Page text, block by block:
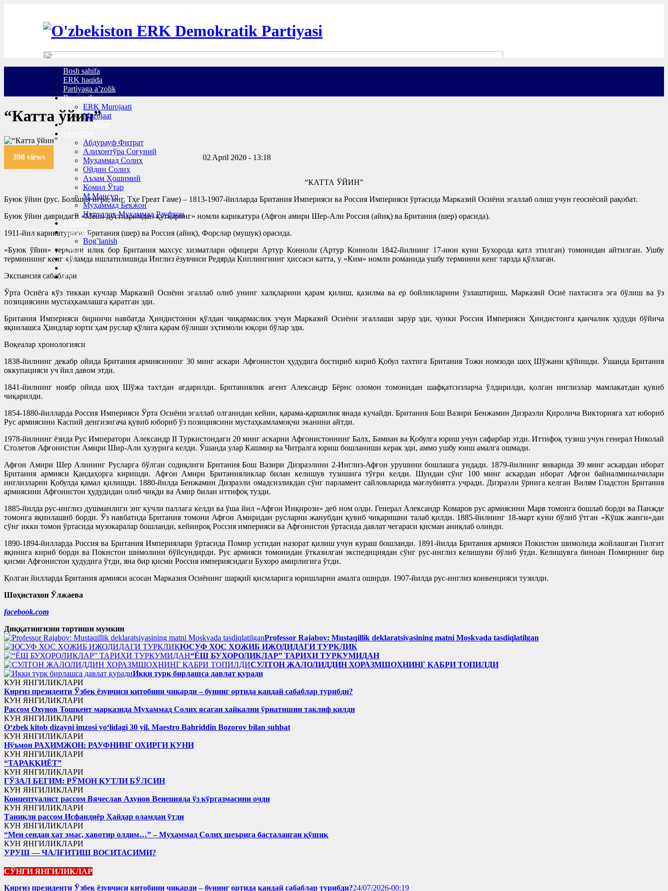
Bosh sahifa
ERK haqida
Partiyaga a’zolik
Bayonotlar
ERK Murojaati
Murojaat
Абдурауф Фитрат
Алихонтўра Соғуний
Муҳаммад Солиҳ
Ойдин Солиҳ
Аъзам Ҳошимий
Комил Ўтар
М.Мансур
Муҳаммад Бекжон
Нуруллоҳ Муҳаммад Рауфхон
Kitoblar
Manzillar
Bog’lanish
Cyr-Lat
TR
РУ
“Катта ўйин”
398 views 02 April 2020 - 13:18
“КАТТА ЎЙИН”
Буюк ўйин (рус. Большая игра, инг. Тҳе Греат Гаме) – 1813-1907-йилларда Британия Империяси ва Россия Империяси ўртасида Марказий Осиёни эгаллаб олиш учун геосиёсий рақобат.
Буюк ўйин давридаги «Мени дўстларимдан қутқаринг» номли карикатура (Афғон амири Шер-Али Россия (айиқ) ва Британия (шер) орасида).
1911-йил карикатураси: Британия (шер) ва Россия (айиқ), Форслар (мушук) орасида.
«Буюк ўйин» термини илик бор Британия махсус хизматлари офицери Артур Конноли (Артур Конноли 1842-йилнинг 17-июн куни Бухорода қатл этилган) томонидан айтилган. Ушбу
терминнинг кенг кўламда ишлатилишида Инглиз ёзувчиси Редярда Киплингнинг ҳиссаси катта, у «Ким» номли романида ушбу терминни кенг тарзда қўллаган.
Экспансия сабаблари
Ўрта Осиёга кўз тиккан кучлар Марказий Осиёни эгаллаб олиб унинг халқларини қарам қилиш, қазилма ва ер бойликларини ўзлаштириш, Марказий Осиё пахтасига эга бўлиш ва ўз
позициясини мустаҳкамлашга қаратган эди.
Британия Империяси биринчи навбатда Ҳиндистонни қўлдан чиқармаслик учун Марказий Осиёни эгаллаши зарур эди, чунки Россия Империяси Ҳиндистонга қанчалик ҳудуди бўйича
яқинлашса Ҳиндлар юрти ҳам руслар қўлига қарам бўлиши эҳтимоли юқори бўлар эди.
Воқеалар хронологияси
1838-йилнинг декабр ойида Британия армиясининг 30 минг аскари Афғонистон ҳудудига бостириб кириб Қобул тахтига Британия Тожи номзоди шоҳ Шўжани қўйишди. Ўшанда Британия
оккупацияси уч йил давом этди.
1841-йилнинг ноябр ойида шоҳ Шўжа тахтдан ағдарилди. Британиялик агент Александр Бёрнс оломон томонидан шафқатсизларча ўлдирилди, қолган инглизлар мамлакатдан қувиб
чиқарилди.
1854-1880-йилларда Россия Империяси Ўрта Осиёни эгаллаб олганидан кейин, қарама-қаршилик янада кучайди. Британия Бош Вазири Бенжамин Дизраэли Қиролича Викторияга хат юбориб
Рус армиясини Каспий денгизигача қувиб юбориб ўз позициясини мустаҳкамламоқчи эканини айтди.
1978-йилнинг ёзида Рус Императори Александр II Туркистондаги 20 минг аскарни Афғонистоннинг Балх, Бамиан ва Қобулга юриш учун сафарбар этди. Иттифоқ тузиш учун генерал Николай
Столетов Афғонистон Амири Шир-Али ҳузурига келди. Ўшанда улар Кашмир ва Читралга юриш бошланиши керак эди, аммо ушбу юиш амалга ошмади.
Афғон Амири Шер Алининг Русларга бўлган содиқлиги Британия Бош Вазири Дизраэлини 2-Инглиз-Афғон урушини бошлашга ундади. 1879-йилнинг январида 39 минг аскардан иборат
Британия армияси Қандаҳорга киришди. Афғон Амири Британияликлар билан келишув тузишига тўғри келди. Шундан сўнг 100 минг аскардан иборат Афғон байналминалчилари
инглизларни Қобулда қамал қилишди. 1880-йилда Бенжамин Дизраэли омадсизликдан сўнг парламент сайловларида мағлубиятга учради. Дизраэли ўрнига келган Вилям Гладстон Британия
армиясини Афғонистон ҳудудидан олиб чиқди ва Амир билан иттифоқ тузди.
1885-йилда рус-инглиз душманлиги энг кучли паллага келди ва ўша йил «Афғон Инқирози» деб ном олди. Генерал Александр Комаров рус армиясини Марв томонга бошлаб борди ва Панжде
томонга яқинлашиб борди. Ўз навбатида Британия томони Афғон Амиридан русларни жанубдан қувиб чиқаришни талаб қилди. 1885-йилнинг 18-март куни бўлиб ўтган «Кўшк жанги»дан
сўнг икки томон ўртасида музокаралар бошланди, кейинроқ Россия империяси ва Афғонистон ўртасида давлат чегараси қисман аниқлаб олинди.
1890-1894-йилларда Россия ва Британия Империялари ўртасида Помир устидан назорат қилиш учун кураш бошланди. 1891-йилда Британия армияси Покистон шимолида жойлашган Гилгит
яқинига кириб борди ва Покистон шимолини бўйсундирди. Рус армияси томонидан ўтказилган экспедициядан сўнг рус-инглиз келишуви бўлиб ўтди. Келишувга биноан Помирнинг бир
қисми Афғонистон ҳудудига ўтди, яна бир қисми Россия империясидаги Бухоро амирлигига ўтди.
Қолган йилларда Британия армияси асосан Марказия Осиёнинг шарқий қисмларига юришларни амалга оширди. 1907-йилда рус-инглиз конвенцияси тузилди.
Шоҳистахон Ўлжаева
facebook.com
Диққатингизни тортиши мумкин
Professor Rajabov: Mustaqillik deklaratsiyasining matni Moskvada tasdiqlatilgan
ЮСУФ ХОС ҲОЖИБ ИЖОДИДАГИ ТУРКЛИК
“ЁШ БУХОРОЛИКЛАР” ТАРИХИ ТУРКУМИДАН
СУЛТОН ЖАЛОЛИДДИН ХОРАЗМШОҲНИНГ ҚАБРИ ТОПИЛДИ
Икки турк бирлашса давлат қуради
КУН ЯНГИЛИКЛАРИ
Қирғиз президенти Ўзбек ёзувчиси китобини чиқарди – бунинг ортида қандай сабаблар турибди?
КУН ЯНГИЛИКЛАРИ
Рассом Охунов Тошкент марказида Муҳаммад Солиҳ яcаган ҳайкални ўрнатишни таклиф қилди
КУН ЯНГИЛИКЛАРИ
Oʻzbek kitob dizayni imzosi yoʻlidagi 30 yil. Maestro Bahriddin Bozorov bilan suhbat
КУН ЯНГИЛИКЛАРИ
Нўъмон РАҲИМЖОН: РАУФНИНГ ОХИРГИ КУНИ
КУН ЯНГИЛИКЛАРИ
“ТАРАҚҚИЁТ”
КУН ЯНГИЛИКЛАРИ
ГЎЗАЛ БЕГИМ: РЎМОН ҚУТЛИ БЎЛСИН
КУН ЯНГИЛИКЛАРИ
Концептуалист рассом Вячеслав Ахунов Венецияда ўз кўргазмасини очди
КУН ЯНГИЛИКЛАРИ
Таниқли рассом Исфандиёр Ҳайдар оламдан ўтди
КУН ЯНГИЛИКЛАРИ
“Мен сендан хат эмас, хавотир олдим…” – Муҳаммад Солиҳ шеърига басталанган қўшиқ
КУН ЯНГИЛИКЛАРИ
УРУШ — ЧАЛҒИТИШ ВОСИТАСИМИ?
СЎНГИ ЯНГИЛИКЛАР
Қирғиз президенти Ўзбек ёзувчиси китобини чиқарди – бунинг ортида қандай сабаблар турибди?24/07/2026-00:19